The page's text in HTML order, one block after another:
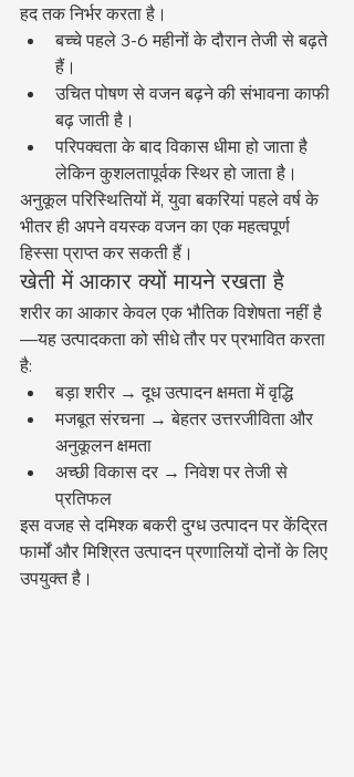
हद तक निर्भर करता है।
बच्चे पहले 3-6 महीनों के दौरान तेजी से बढ़ते
हैं।
उचित पोषण से वजन बढ़ने की संभावना काफी
बढ़ जाती है।
परिपक्वता के बाद विकास धीमा हो जाता है
लेकिन कुशलतापूर्वक स्थिर हो जाता है।
अनुकूल परिस्थितियों में, युवा बकरियां पहले वर्ष के
भीतर ही अपने वयस्क वजन का एक महत्वपूर्ण
हिस्सा प्राप्त कर सकती हैं।
खेती में आकार क्यों मायने रखता है
शरीर का आकार केवल एक भौतिक विशेषता नहीं है
—यह उत्पादकता को सीधे तौर पर प्रभावित करता
है:
बड़ा शरीर → दूध उत्पादन क्षमता में वृद्धि
मजबूत संरचना → बेहतर उत्तरजीविता और
अनुकूलन क्षमता
अच्छी विकास दर → निवेश पर तेजी से
प्रतिफल
इस वजह से दमिश्क बकरी दुग्ध उत्पादन पर केंद्रित
फार्मों और मिश्रित उत्पादन प्रणालियों दोनों के लिए
उपयुक्त है।